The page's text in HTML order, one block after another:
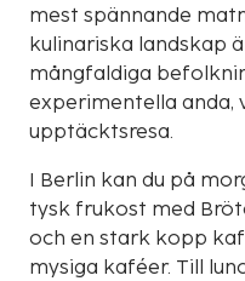
mest spännande
kulinariska landskap
mångfaldiga
experimentella anda,
upptäcktsresa.
I Berlin kan du på
tysk frukost med
och en stark kopp
mysiga kaféer. Till